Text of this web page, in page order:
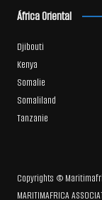
África Oriental
Djibouti
Kenya
Somalie
Somaliland
Tanzanie
Copyrights ©
MARITIMAFRICA